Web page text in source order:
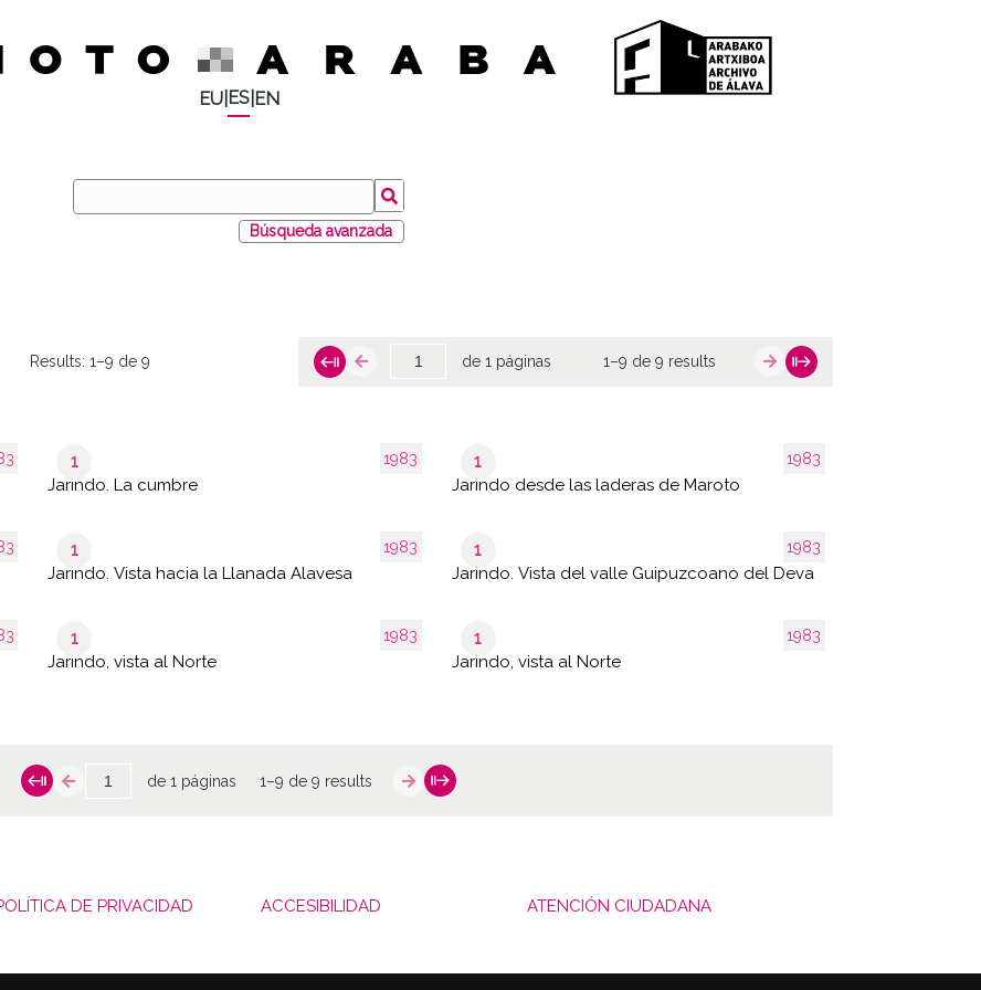
EU| ES| EN
Búsqueda avanzada
Results:1–9 de 9 de 1 páginas 1–9 de 9 results
1983
1
Jarindo. La cumbre
1983
1
Jarindo desde las laderas de Maroto
1983
1
Jarindo. Vista hacia la Llanada Alavesa
1983
1
Jarindo. Vista del valle Guipuzcoano del Deva
1983
1
Jarindo, vista al Norte
1983
1
Jarindo, vista al Norte
de 1 páginas 1–9 de 9 results
DE PRIVACIDAD ACCESIBILIDAD ATENCIÓN CIUDADANA